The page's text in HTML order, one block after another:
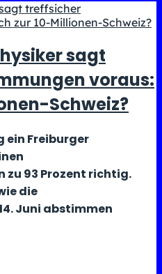
sagt
voraus:
Schweiz?
ein Freiburger
93 Prozent richtig.
die
Juni abstimmen